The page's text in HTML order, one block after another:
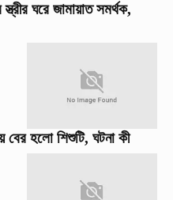
ঘরে জামায়াত সমর্থক,
বের হলো শিশুটি, ঘটনা কী